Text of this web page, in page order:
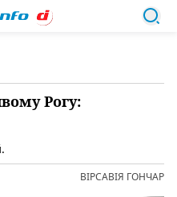
Рогу:
ВІРСАВІЯ ГОНЧАР